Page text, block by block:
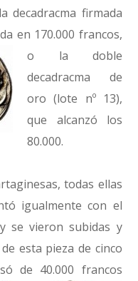
decadracma firmada
en 170.000 francos,
o la doble
decadracma de
oro (lote nº 13),
que alcanzó los
80.000.
todas ellas
igualmente con el
se vieron subidas y
esta pieza de cinco
de 40.000 francos